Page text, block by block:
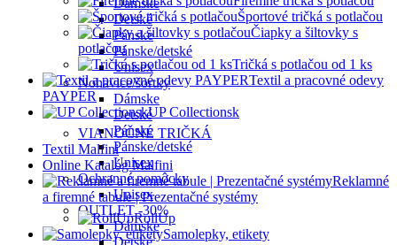
Detské
Pánske
Pánske/detské
Unisex
Nohavice/šortky
Dámske
Detské
Pánske
Pánske/detské
Unisex
Ochranné pomôcky
Unisex
OUTLET -30%
Dámske
Detské
Športové tričká s potlačou
Čiapky a šiltovky s
potlačou
Tričká s potlačou od 1 ks
Textil a pracovné odevy
PAYPER
UP Collectionsk
VIANOČNÉ TRIČKÁ
Textil Malfini
Online Katalóg Malfini
Reklamné
a firemné tabule | Prezentačné systémy
RollUp
Samolepky, etikety